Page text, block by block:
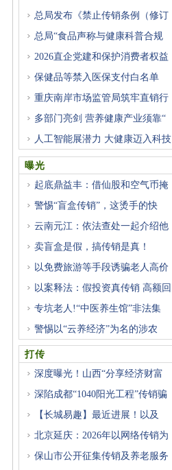
总局发布《禁止传销条例（修订
总局“食品声称与健康科普合规
2026直企党建和保护消费者权益
保健品等禁入医保支付白名单
重庆南岸市场监管局筑牢直销行
多部门亮剑 营养健康产业须靠“
人工智能展潜力 大健康迈入科技
曝光
起底鼎益丰：借仙股和空气币掩
警惕“盲盒传销”，这烫手的快
云南元江：依法查处一起介绍他
卖盲盒是假，搞传销是真！
以免费旅游等手段诱骗老人高价
以案释法：假投资真传销 高额回
专坑老人!“中医养生馆”非法集
警惕以“云养经济”为名的涉农
打传
深度曝光！山西“分享经济财富
深陷成都“1040阳光工程”传销骗
【长城易趣】最近进展！以及
北京延庆：2026年以网络传销为
保山市公开征集传销及养老服务